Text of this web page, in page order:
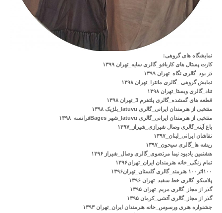
نمایشگاه های گروهی:
کارت پستال های کاربافو_گالری سایه_تهران ۱۳۹۹
دَر بود_گالری نگاه_تهران ۱۳۹۹
نمایش گروهی _گالری مانترا_تهران ۱۳۹۸
تناد_گالری ویستا_تهران ۱۳۹۸
قطعه های گمشده_گالری پلتفرم 3_تهران ۱۳۹۸
منتخبی از هنرمندان ایرانی_گالری latuvu_بلژیک ۱۳۹۸
منتخبی از هنرمندان ایرانی_گالری latuvu_شهر Bagesفرانسه ۱۳۹۸
باغ آینه_گالری وصال شیرازی_شیراز_۱۳۹۷
نقاشان ایرانی_لبنان_۱۳۹۷
ریشه ها_گالری سیحون_۱۳۹۷
هشتمین یادبود نیما مرتضوی_گالری وصال_شیراز ۱۳۹۶
تمام رنگی_خانه هنرمندان ایران_تهران۱۳۹۶
۱۰۰اثر۱۰۰ هنرمند_گالری گلستان_تهران۱۳۹۶
پلاسکو_گالری خط سفید_تهران ۱۳۹۶
گذر از مجاز_گالری مریم_تهران ۱۳۹۵
گذر از مجاز_گالری آتشی_کرمان ۱۳۹۵
جشنواره هنری ورسوس_خانه هنرمندان ایران_تهران ۱۳۹۳